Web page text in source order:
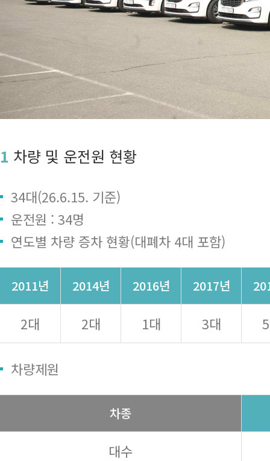
1 차량 및 운전원 현황
34대(26.6.15. 기준)
운전원 : 34명
연도별 차량 증차 현황(대폐차 4대 포함)
2011년 2014년 2016년 2017년
2대 2대 1대 3대
차량제원
차종
대수